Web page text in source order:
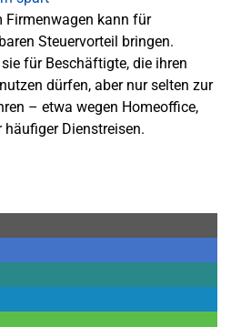
Firmenwagen kann für
Steuervorteil bringen.
für Beschäftigte, die ihren
dürfen, aber nur selten zur
– etwa wegen Homeoffice,
Dienstreisen.